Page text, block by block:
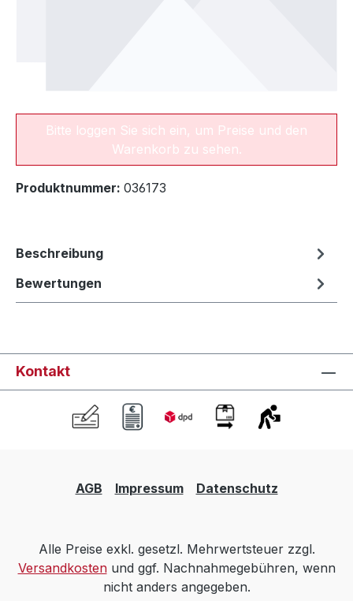
Bitte loggen Sie sich ein, um Preise und den
Warenkorb zu sehen.
Produktnummer: 036173
Beschreibung
Bewertungen
Kontakt
AGB Impressum Datenschutz
Alle Preise exkl. gesetzl. Mehrwertsteuer zzgl.
Versandkostenund ggf. Nachnahmegebühren, wenn
nicht anders angegeben.